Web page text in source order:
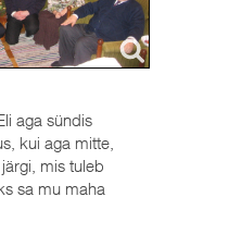
aga sündis
kui aga mitte,
mis tuleb
sa mu maha